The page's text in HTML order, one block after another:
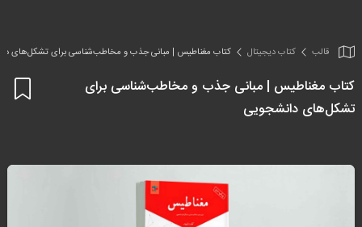
قالب کتاب دیجیتال کتاب مغناطیس | مبانی جذب و مخاطب‌شناسی برای تشکل‌های
کتاب مغناطیس | مبانی جذب و مخاطب‌شناسی برای
تشکل‌های دانشجویی